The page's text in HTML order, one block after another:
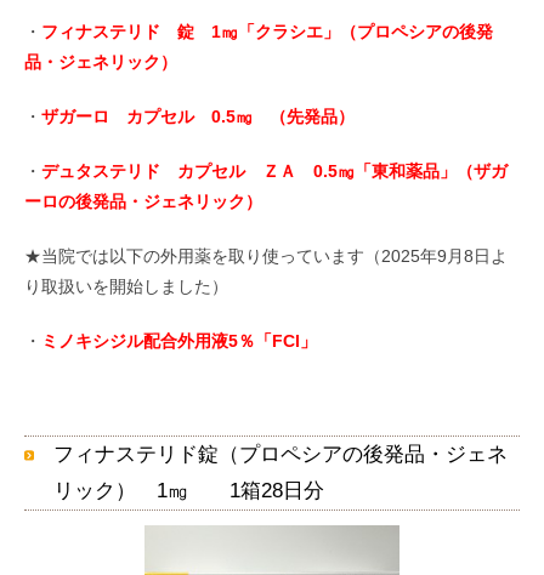
・ フィナステリド 錠 1㎎「クラシエ」（プロペシアの後発
品・ジェネリック）
・ ザガーロ カプセル 0.5㎎ （先発品）
・ デュタステリド カプセル ＺＡ 0.5㎎「東和薬品」（ザガ
ーロの後発品・ジェネリック）
★当院では以下の外用薬を取り使っています（2025年9月8日よ
り取扱いを開始しました）
・ ミノキシジル配合外用液5％「FCI」
フィナステリド錠（プロペシアの後発品・ジェネ
リック） 1㎎ 1箱28日分